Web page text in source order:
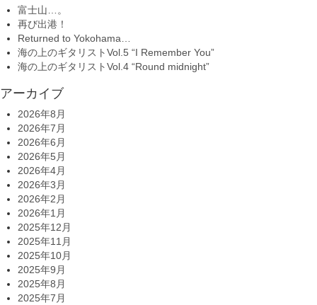
富士山…。
再び出港！
Returned to Yokohama…
海の上のギタリストVol.5 “I Remember You”
海の上のギタリストVol.4 “Round midnight”
アーカイブ
2026年8月
2026年7月
2026年6月
2026年5月
2026年4月
2026年3月
2026年2月
2026年1月
2025年12月
2025年11月
2025年10月
2025年9月
2025年8月
2025年7月